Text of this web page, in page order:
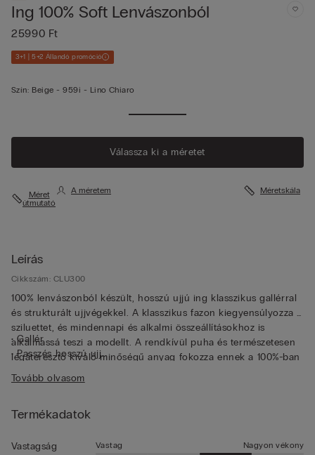
Ing 100% Soft Lenvászonból
25990 Ft
3+1 | 5+2 Állandó promóció
Szín: Beige -959i - Lino Chiaro
Válassza ki a méretet
Méret
útmutató
A méretem Méretskála
Leírás
Cikkszám: CLU300
100% lenvászonból készült, hosszú ujjú ing klasszikus gallérral
és strukturált ujjvégekkel. A klasszikus fazon kiegyensúlyozza a
sziluettet, és mindennapi és alkalmi összeállításokhoz is
alkalmassá teszi a modellt. A rendkívül puha és természetesen
légáteresztő kiváló minőségű anyag fokozza ennek a 100%-ban
lenvászonból készült férfi ingnek a frissességét. Könnyű zakók
vagy nyári pólók alá ideális ing, amely lezser, de ugyanakkor
• Gallér
• Passzés hosszú ujj
• A modell 185 cm magas és L méretet visel
Tovább olvasom
Termékadatok
Vastagság Vastag Nagyon vékony